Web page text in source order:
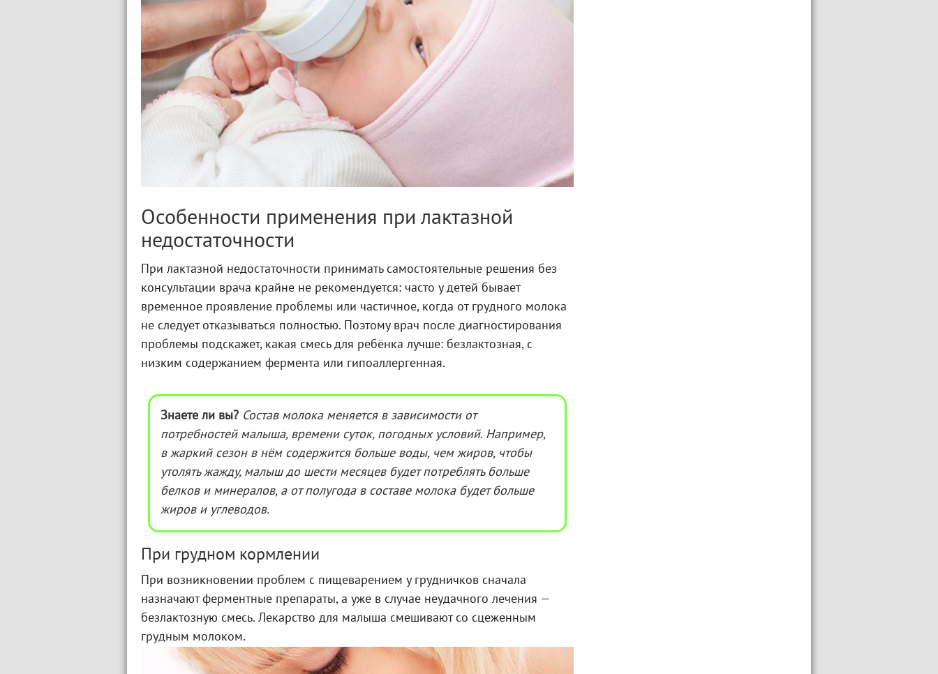
Особенности применения при лактазной
недостаточности
При лактазной недостаточности принимать самостоятельные решения без
консультации врача крайне не рекомендуется: часто у детей бывает
временное проявление проблемы или частичное, когда от грудного молока
не следует отказываться полностью. Поэтому врач после диагностирования
проблемы подскажет, какая смесь для ребёнка лучше: безлактозная, с
низким содержанием фермента или гипоаллергенная.
Знаете ли вы? Состав молока меняется в зависимости от
потребностей малыша, времени суток, погодных условий. Например,
в жаркий сезон в нём содержится больше воды, чем жиров, чтобы
утолять жажду, малыш до шести месяцев будет потреблять больше
белков и минералов, а от полугода в составе молока будет больше
жиров и углеводов.
При грудном кормлении
При возникновении проблем с пищеварением у грудничков сначала
назначают ферментные препараты, а уже в случае неудачного лечения —
безлактозную смесь. Лекарство для малыша смешивают со сцеженным
грудным молоком.